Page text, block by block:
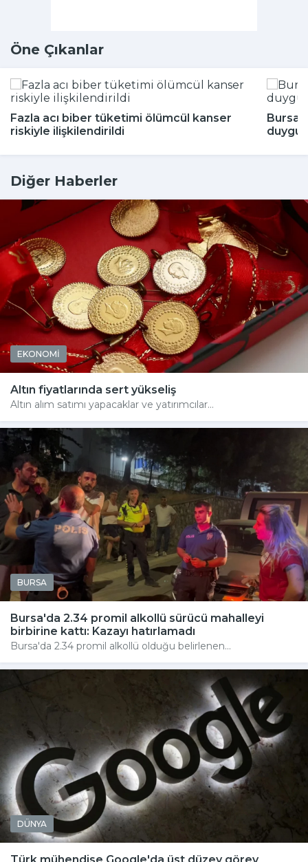
Öne Çıkanlar
Fazla acı biber tüketimi ölümcül kanser
riskiyle ilişkilendirildi
Diğer Haberler
EKONOMİ
Altın fiyatlarında sert yükseliş
Altın alım satımı yapacaklar ve yatırımcılar...
BURSA
Bursa'da 2.34 promil alkollü sürücü mahalleyi
birbirine kattı: Kazayı hatırlamadı
Bursa'da 2.34 promil alkollü olduğu belirlenen...
DÜNYA